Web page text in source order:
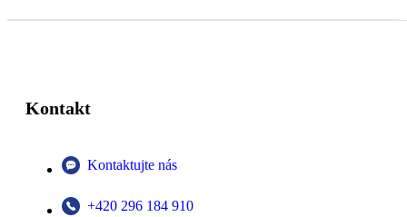
Kontakt
Kontaktujte nás
+420 296 184 910